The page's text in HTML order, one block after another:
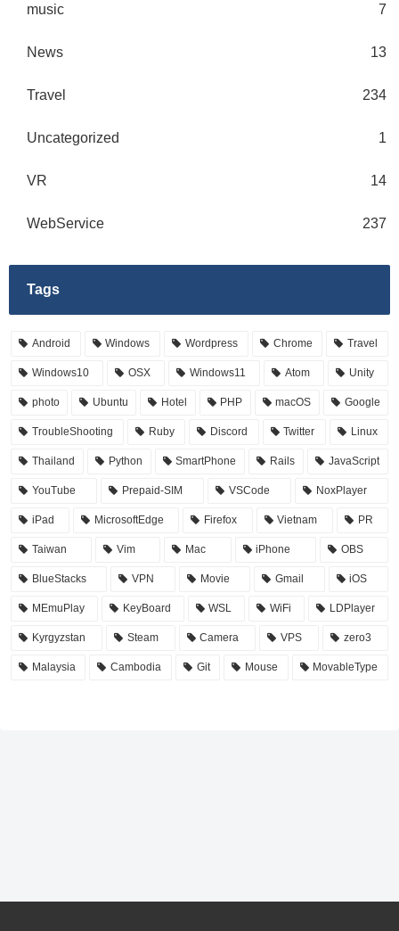
music 7
News 13
Travel 234
Uncategorized 1
VR 14
WebService 237
Tags
Android Windows Wordpress Chrome Travel
Windows10 OSX Windows11 Atom Unity
photo Ubuntu Hotel PHP macOS Google
TroubleShooting Ruby Discord Twitter Linux
Thailand Python SmartPhone Rails JavaScript
YouTube Prepaid-SIM VSCode NoxPlayer
iPad MicrosoftEdge Firefox Vietnam PR
Taiwan Vim Mac iPhone OBS
BlueStacks VPN Movie Gmail iOS
MEmuPlay KeyBoard WSL WiFi LDPlayer
Kyrgyzstan Steam Camera VPS zero3
Malaysia Cambodia Git Mouse MovableType